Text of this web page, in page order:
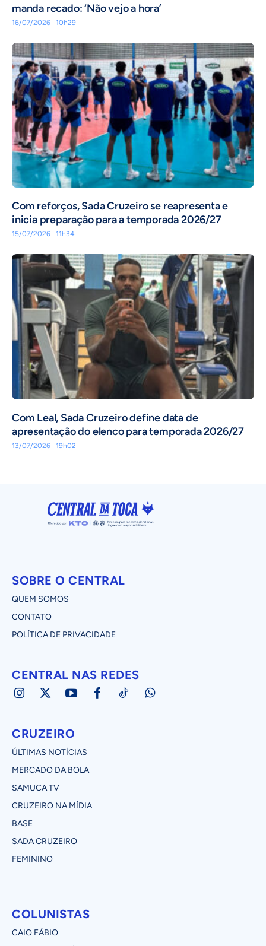
manda recado: ‘Não vejo a hora’
16/07/2026 · 10h29
Com reforços, Sada Cruzeiro se reapresenta e
inicia preparação para a temporada 2026/27
15/07/2026 · 11h34
Com Leal, Sada Cruzeiro define data de
apresentação do elenco para temporada 2026/27
13/07/2026 · 19h02
SOBRE O CENTRAL
QUEM SOMOS
CONTATO
POLÍTICA DE PRIVACIDADE
CENTRAL NAS REDES
CRUZEIRO
ÚLTIMAS NOTÍCIAS
MERCADO DA BOLA
SAMUCA TV
CRUZEIRO NA MÍDIA
BASE
SADA CRUZEIRO
FEMININO
COLUNISTAS
CAIO FÁBIO